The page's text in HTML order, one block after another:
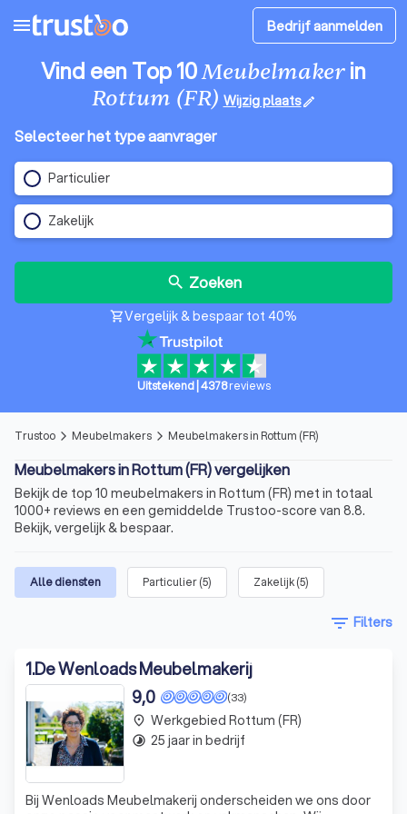
menu Bedrijf aanmelden
Vind een Top 10Meubelmakerin
Rottum (FR) Wijzig plaatsedit
Selecteer het type aanvrager
Particulier
Zakelijk
search Zoeken
shopping_cartVergelijk & bespaar tot 40%
Uitstekend| 4378 reviews
Trustoo arrow_forward_ios Meubelmakers arrow_forward_ios Meubelmakers in Rottum (FR)
Meubelmakers in Rottum (FR) vergelijken
Bekijk de top 10 meubelmakers in Rottum (FR) met in totaal
1000+ reviews en een gemiddelde Trustoo-score van 8.8.
Bekijk, vergelijk & bespaar.
Alle diensten Particulier(5) Zakelijk(5)
filter_list Filters
1.De Wenloads Meubelmakerij
(33)
9,0
Bij Wenloads Meubelmakerij onderscheiden we ons door
place Werkgebied Rottum (FR)
timelapse 25 jaar in bedrijf